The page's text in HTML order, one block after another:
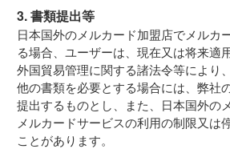
3. 書類提出等
日本国外のメルカード加盟店でメルカ
る場合、ユーザーは、現在又は将来適
外国貿易管理に関する諸法令等により
他の書類を必要とする場合には、弊社
提出するものとし、また、日本国外の
メルカードサービスの利用の制限又は
ことがあります。